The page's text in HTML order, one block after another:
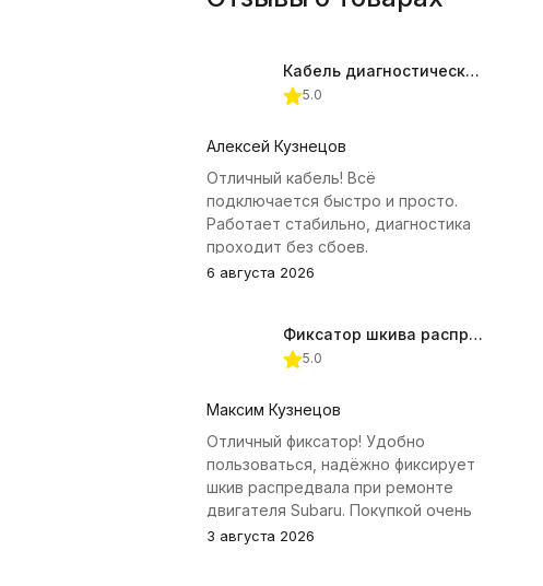
Кабель диагностический ГАЗ 24 для АВТОАС
5.0
Алексей Кузнецов
Отличный кабель! Всё
подключается быстро и просто.
Работает стабильно, диагностика
проходит без сбоев.
6 августа 2026
Фиксатор шкива распредвала (Subaru) JTC-4409
5.0
Максим Кузнецов
Отличный фиксатор! Удобно
пользоваться, надёжно фиксирует
шкив распредвала при ремонте
двигателя Subaru. Покупкой очень
доволен.
3 августа 2026